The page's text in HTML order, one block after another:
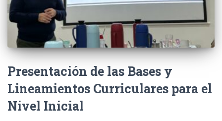
Presentación de las Bases y
Lineamientos Curriculares para el
Nivel Inicial